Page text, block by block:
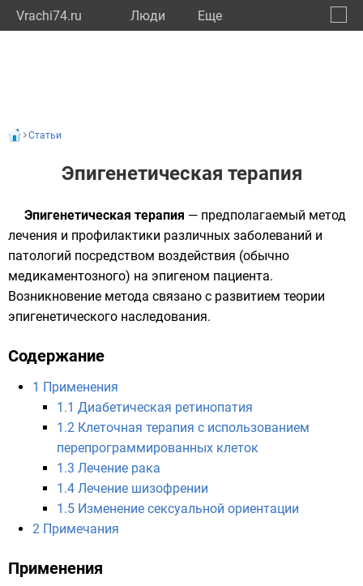
Vrachi74.ru Люди Eще
Статьи
Эпигенетическая терапия
Эпигенетическая терапия — предполагаемый метод
лечения и профилактики различных заболеваний и
патологий посредством воздействия (обычно
медикаментозного) на эпигеном пациента.
Возникновение метода связано с развитием теории
эпигенетического наследования.
Содержание
1 Применения
1.1 Диабетическая ретинопатия
1.2 Клеточная терапия с использованием
перепрограммированных клеток
1.3 Лечение рака
1.4 Лечение шизофрении
1.5 Изменение сексуальной ориентации
2 Примечания
Применения